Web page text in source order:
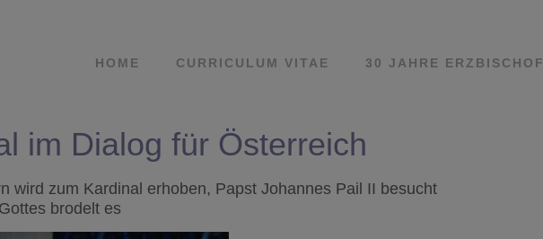
HOME CURRICULUM VITAE 30 JAHRE ERZBISCHOF
im Dialog für Österreich
wird zum Kardinal erhoben, Papst Johannes Pail II besucht
brodelt es